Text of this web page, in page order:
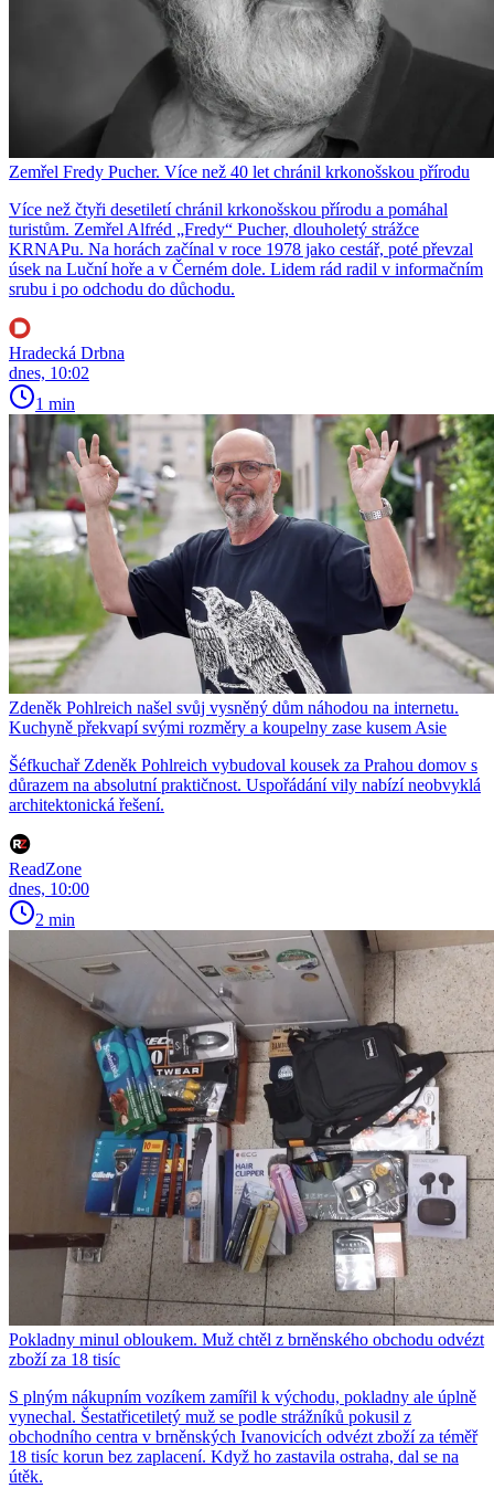
Zemřel Fredy Pucher. Více než 40 let chránil krkonošskou přírodu
Více než čtyři desetiletí chránil krkonošskou přírodu a pomáhal
turistům. Zemřel Alfréd „Fredy“ Pucher, dlouholetý strážce
KRNAPu. Na horách začínal v roce 1978 jako cestář, poté převzal
úsek na Luční hoře a v Černém dole. Lidem rád radil v informačním
srubu i po odchodu do důchodu.
Hradecká Drbna
dnes, 10:02
1 min
Zdeněk Pohlreich našel svůj vysněný dům náhodou na internetu.
Kuchyně překvapí svými rozměry a koupelny zase kusem Asie
Šéfkuchař Zdeněk Pohlreich vybudoval kousek za Prahou domov s
důrazem na absolutní praktičnost. Uspořádání vily nabízí neobvyklá
architektonická řešení.
ReadZone
dnes, 10:00
2 min
Pokladny minul obloukem. Muž chtěl z brněnského obchodu odvézt
zboží za 18 tisíc
S plným nákupním vozíkem zamířil k východu, pokladny ale úplně
vynechal. Šestatřicetiletý muž se podle strážníků pokusil z
obchodního centra v brněnských Ivanovicích odvézt zboží za téměř
18 tisíc korun bez zaplacení. Když ho zastavila ostraha, dal se na
útěk.